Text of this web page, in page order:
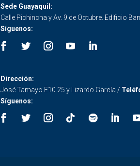
Sede Guayaquil:
Calle Pichincha y Av. 9 de Octubre. Edificio
Síguenos:
Dirección:
José Tamayo E10 25 y Lizardo García /
Síguenos: